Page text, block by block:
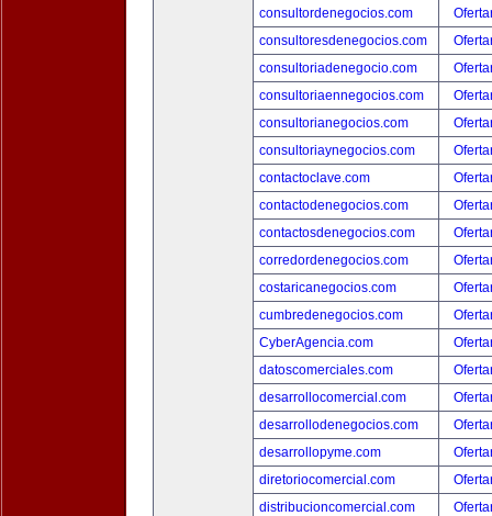
consultordenegocios.com
consultoresdenegocios.com
consultoriadenegocio.com
consultoriaennegocios.com
consultorianegocios.com
consultoriaynegocios.com
contactoclave.com
contactodenegocios.com
contactosdenegocios.com
corredordenegocios.com
costaricanegocios.com
cumbredenegocios.com
CyberAgencia.com
datoscomerciales.com
desarrollocomercial.com
desarrollodenegocios.com
desarrollopyme.com
diretoriocomercial.com
distribucioncomercial.com